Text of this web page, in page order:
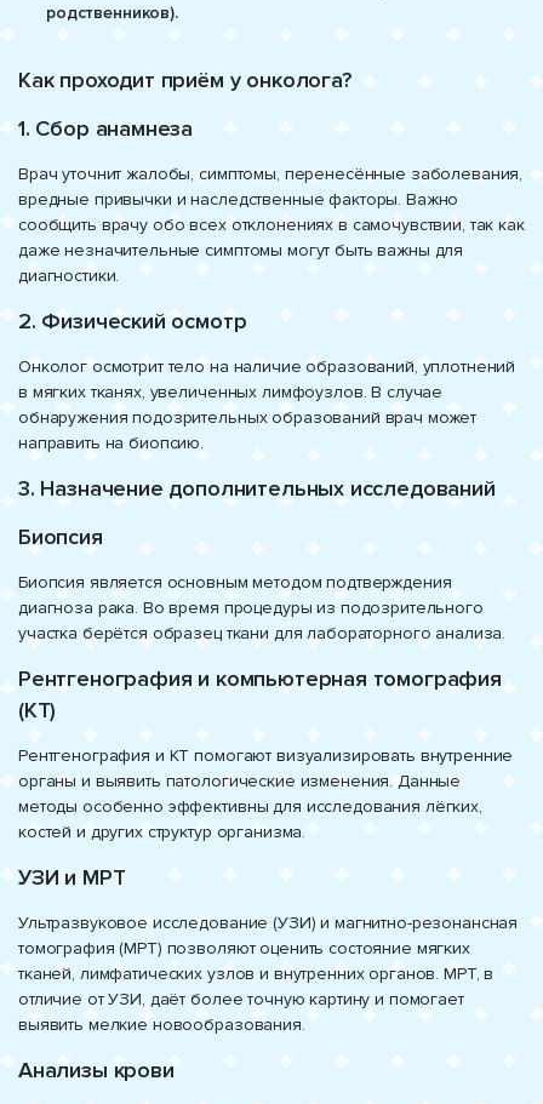
родственников).
Как проходит приём у онколога?
1. Сбор анамнеза
Врач уточнит жалобы, симптомы, перенесённые заболевания,
вредные привычки и наследственные факторы. Важно
сообщить врачу обо всех отклонениях в самочувствии, так как
даже незначительные симптомы могут быть важны для
диагностики.
2. Физический осмотр
Онколог осмотрит тело на наличие образований, уплотнений
в мягких тканях, увеличенных лимфоузлов. В случае
обнаружения подозрительных образований врач может
направить на биопсию.
3. Назначение дополнительных исследований
Биопсия
Биопсия является основным методом подтверждения
диагноза рака. Во время процедуры из подозрительного
участка берётся образец ткани для лабораторного анализа.
Рентгенография и компьютерная томография
(КТ)
Рентгенография и КТ помогают визуализировать внутренние
органы и выявить патологические изменения. Данные
методы особенно эффективны для исследования лёгких,
костей и других структур организма.
УЗИ и МРТ
Ультразвуковое исследование (УЗИ) и магнитно-резонансная
томография (МРТ) позволяют оценить состояние мягких
тканей, лимфатических узлов и внутренних органов. МРТ, в
отличие от УЗИ, даёт более точную картину и помогает
выявить мелкие новообразования.
Анализы крови